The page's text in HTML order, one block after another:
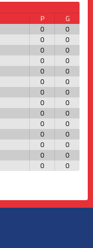
P
G
0
0
0
0
0
0
0
0
0
0
0
0
0
0
0
0
0
0
0
0
0
0
0
0
0
0
0 0